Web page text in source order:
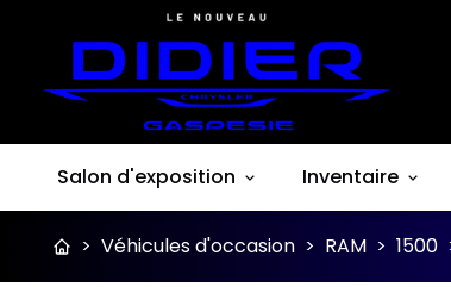
Salon d'exposition Inventaire
> Véhicules d'occasion > RAM > 1500